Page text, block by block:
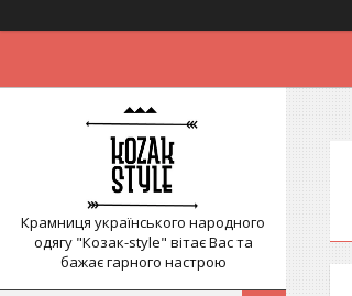
Крамниця українського народного
одягу "Козак-style" вітає Вас та
бажає гарного настрою